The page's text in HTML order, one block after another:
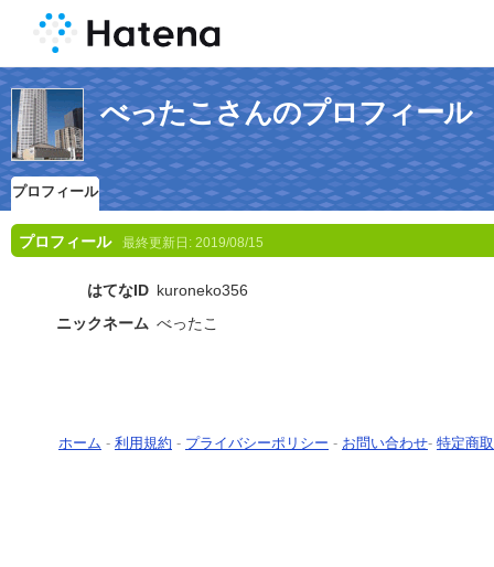
べったこさんのプロフィール
プロフィール
プロフィール 最終更新日: 2019/08/15
はてなID kuroneko356
ニックネーム べったこ
ホーム - 利用規約 - プライバシーポリシー - お問い合わせ- 特定商